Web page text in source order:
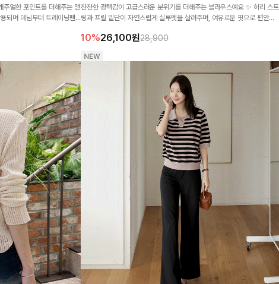
주얼한 포인트를 더해주는 맨
되며 데님부터 트레이닝팬
잔잔한 광택감이 고급스러운 분위기를 더해주는 블라우스예요 ✨ 허리 스트
링과 프릴 밑단이 자연스럽게 실루엣을 살려주며, 여유로운 핏으로 편안하
10%26,100원28,900